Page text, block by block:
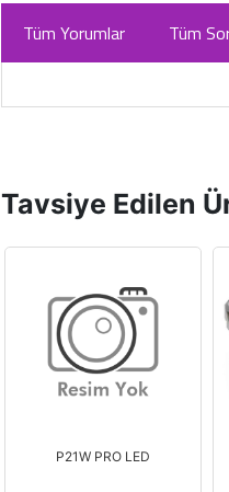
Tüm Yorumlar Tüm
Tavsiye Edilen
P21W PRO LED